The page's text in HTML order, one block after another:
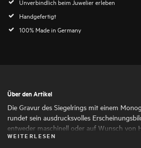
Handgefertigt
100% Made in Germany
Über den Artikel
Die Gravur des Siegelrings mit einem
rundet sein ausdrucksvolles
entweder maschinell oder auf Wunsch von
Bis auf Malachit und Tigerauge ist jedes
WEITERLESEN